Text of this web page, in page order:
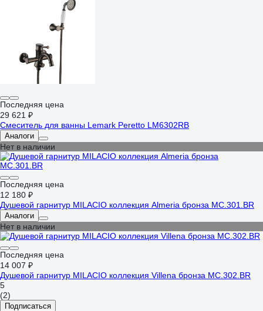
Последняя цена
29 621 ₽
Смеситель для ванны Lemark Peretto LM6302RB
Аналоги
Нет в наличии
Последняя цена
12 180 ₽
Душевой гарнитур MILACIO коллекция Almeria бронза MC.301.BR
Аналоги
Нет в наличии
Последняя цена
14 007 ₽
Душевой гарнитур MILACIO коллекция Villena бронза MC.302.BR
5
(2)
Подписаться